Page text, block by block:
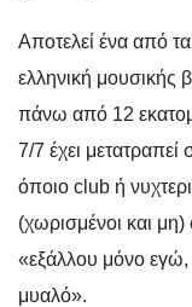
Αποτελεί ένα από
ελληνική μουσικής
πάνω από 12
7/7 έχει
όποιο club ή
(χωρισμένοι και
«εξάλλου μόνο
μυαλό».